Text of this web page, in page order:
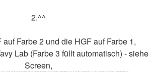
2.^^
Farbe 2 und die HGF auf Farbe 1,
Lab (Farbe 3 füllt automatisch) - siehe
Screen,